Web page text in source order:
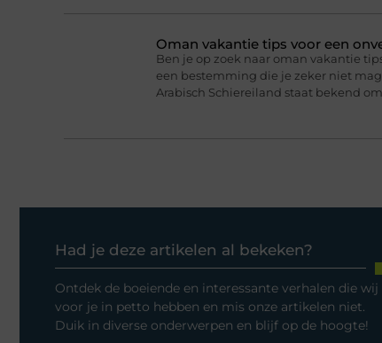
Oman vakantie tips voor een
Ben je op zoek naar oman vakantie
een bestemming die je zeker niet
Arabisch Schiereiland staat bekend
Had je deze artikelen al bekeken?
Ontdek de boeiende en interessante verhalen die wij
voor je in petto hebben en mis onze artikelen niet.
Duik in diverse onderwerpen en blijf op de hoogte!